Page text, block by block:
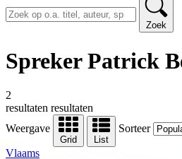
Zoek
Spreker Patrick
2
resultaten resultaten
Weergave
Grid List
Sorteer
Vlaams